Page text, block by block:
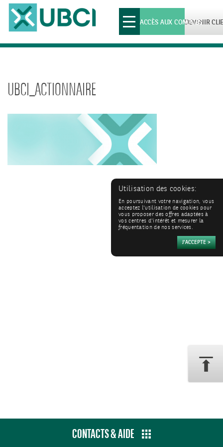
Toggle
navigationDEVENIR
ACCÈS AUX COMPTES
UBCI_ACTIONNAIRE
CONTACTS & AIDE
Utilisation des cookies:
En poursuivant votre navigation, vous
acceptez l'utilisation de cookies pour
vous proposer des offres adaptées à
vos centres d'intérêt et mesurer la
fréquentation de nos services.